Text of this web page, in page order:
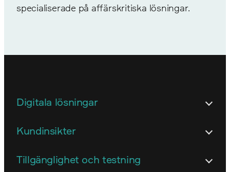
specialiserade på affärskritiska lösningar.
Digitala lösningar
Arkitektur
Kundinsikter
Användarstudier och insikter
Tillgänglighet och testning